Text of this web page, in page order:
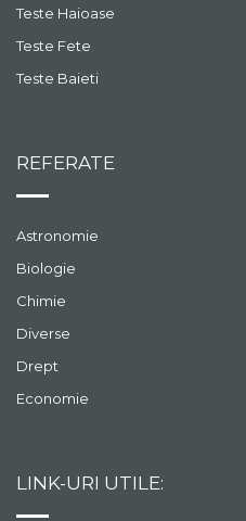
Teste Haioase
Teste Fete
Teste Baieti
REFERATE
Astronomie
Biologie
Chimie
Diverse
Drept
Economie
LINK-URI UTILE: